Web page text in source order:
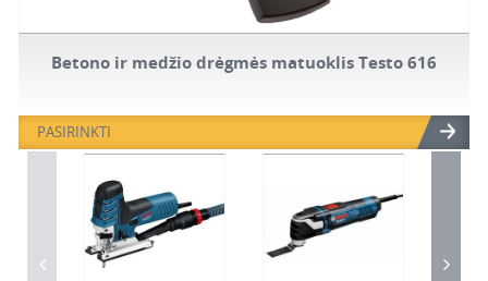
Betono ir medžio drėgmės matuoklis Testo 616
PASIRINKTI